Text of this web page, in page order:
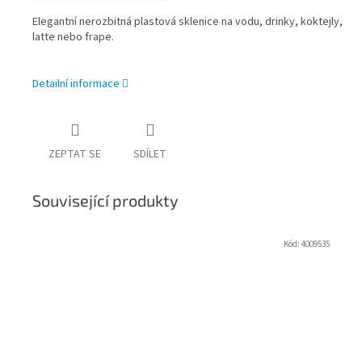
Elegantní nerozbitná plastová sklenice na vodu, drinky, koktejly,
latte nebo frape.
Detailní informace
ZEPTAT SE SDÍLET
Související produkty
Kód: 4009535